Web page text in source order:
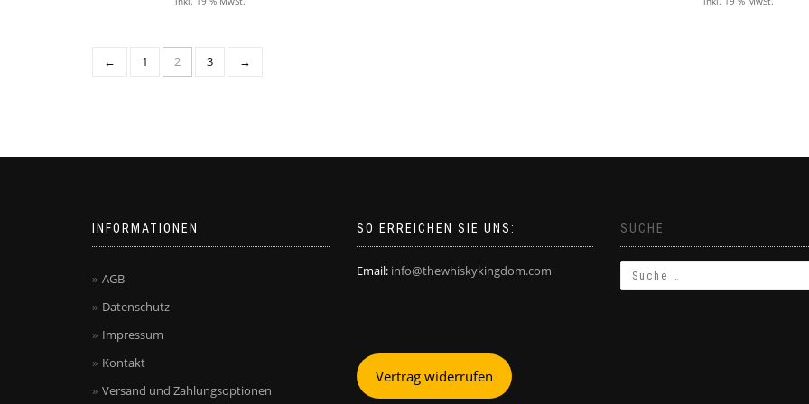
← 1 2 3 →
INFORMATIONEN
AGB
Datenschutz
Impressum
Kontakt
Versand und Zahlungsoptionen
SO ERREICHEN SIE UNS:
Email: info@thewhiskykingdom.com
Vertrag widerrufen
SUCHE